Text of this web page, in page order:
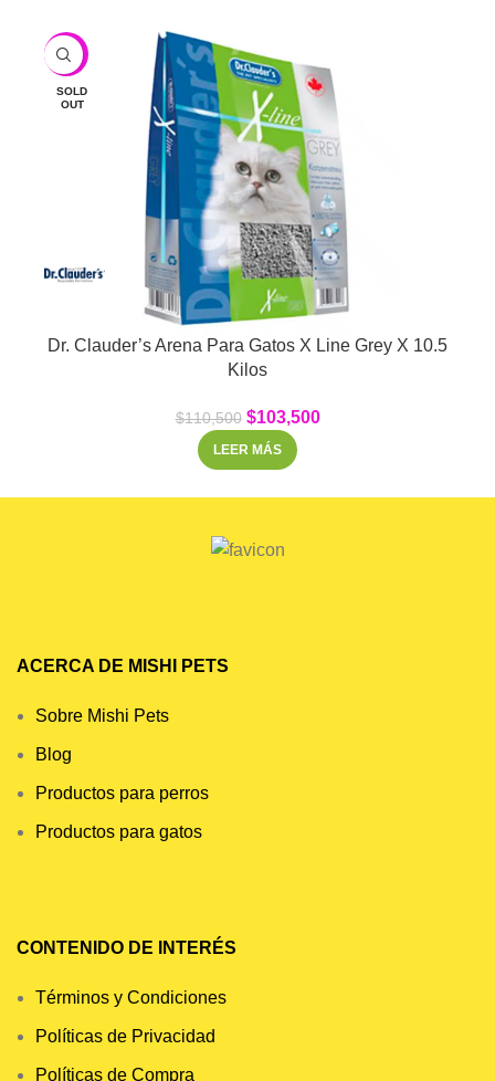
-6%
SOLD
OUT
Dr. Clauder’s Arena Para Gatos X Line Grey X 10.5
Kilos
$110,500 $103,500
LEER MÁS
ACERCA DE MISHI PETS
Sobre Mishi Pets
Blog
Productos para perros
Productos para gatos
CONTENIDO DE INTERÉS
Términos y Condiciones
Políticas de Privacidad
Políticas de Compra